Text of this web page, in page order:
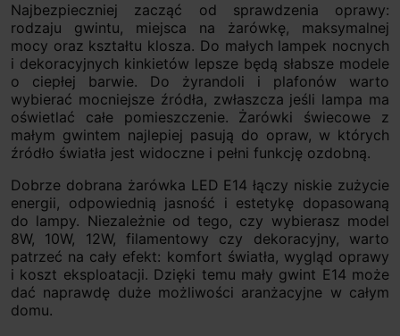
Najbezpieczniej zacząć od sprawdzenia oprawy:
rodzaju gwintu, miejsca na żarówkę, maksymalnej
mocy oraz kształtu klosza. Do małych lampek nocnych
i dekoracyjnych kinkietów lepsze będą słabsze modele
o ciepłej barwie. Do żyrandoli i plafonów warto
wybierać mocniejsze źródła, zwłaszcza jeśli lampa ma
oświetlać całe pomieszczenie. Żarówki świecowe z
małym gwintem najlepiej pasują do opraw, w których
źródło światła jest widoczne i pełni funkcję ozdobną.
Dobrze dobrana żarówka LED E14 łączy niskie zużycie
energii, odpowiednią jasność i estetykę dopasowaną
do lampy. Niezależnie od tego, czy wybierasz model
8W, 10W, 12W, filamentowy czy dekoracyjny, warto
patrzeć na cały efekt: komfort światła, wygląd oprawy
i koszt eksploatacji. Dzięki temu mały gwint E14 może
dać naprawdę duże możliwości aranżacyjne w całym
domu.